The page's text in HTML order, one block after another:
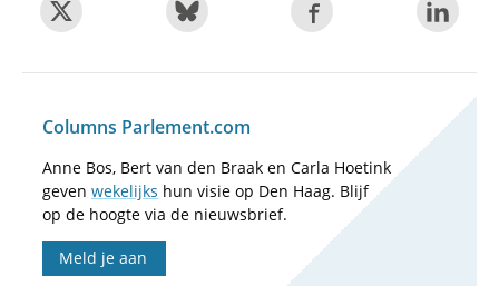
Columns Parlement.com
Anne Bos, Bert van den Braak en Carla Hoetink
geven wekelijks hun visie op Den Haag. Blijf
op de hoogte via de nieuwsbrief.
Meld je aan